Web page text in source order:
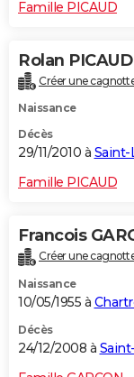
Famille PICAUD
Rolan PICAUD
Créer une
Naissance
Décès
29/11/2010 à Saint-
Famille PICAUD
Francois
Créer une
Naissance
10/05/1955 à
Décès
24/12/2008 à